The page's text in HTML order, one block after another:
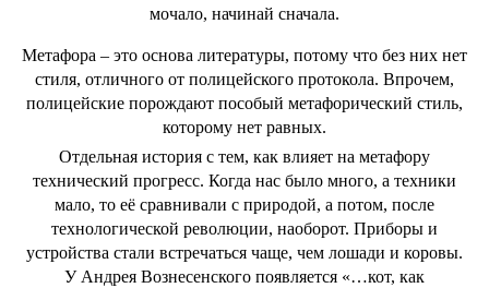
мочало, начинай сначала.
Метафора – это основа литературы, потому что без них нет
стиля, отличного от полицейского протокола. Впрочем,
полицейские порождают пособый метафорический стиль,
которому нет равных.
Отдельная история с тем, как влияет на метафору
технический прогресс. Когда нас было много, а техники
мало, то её сравнивали с природой, а потом, после
технологической революции, наоборот. Приборы и
устройства стали встречаться чаще, чем лошади и коровы.
У Андрея Вознесенского появляется «…кот, как